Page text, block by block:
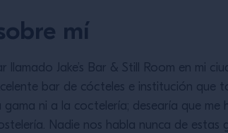
mí
llamado Jake’s Bar & Still Room en mi
bar de cócteles e institución que
ni a la coctelería; desearía que
Nadie nos habla nunca de estas